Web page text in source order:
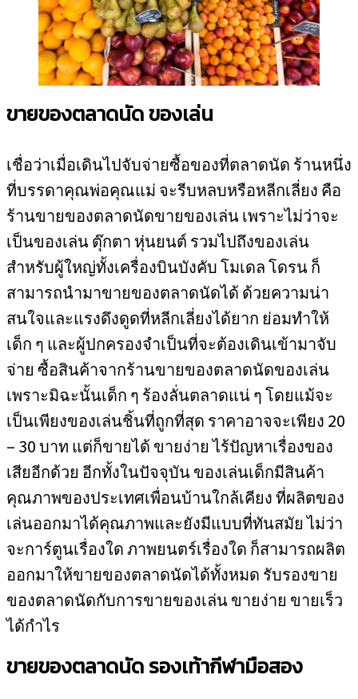
ขายของตลาดนัด ของเล่น
เชื่อว่าเมื่อเดินไปจับจ่ายซื้อของที่ตลาดนัด ร้านหนึ่ง
ที่บรรดาคุณพ่อคุณแม่ จะรีบหลบหรือหลีกเลี่ยง คือ
ร้านขายของตลาดนัดขายของเล่น เพราะไม่ว่าจะ
เป็นของเล่น ตุ๊กตา หุ่นยนต์ รวมไปถึงของเล่น
สำหรับผู้ใหญ่ทั้งเครื่องบินบังคับ โมเดล โดรน ก็
สามารถนำมาขายของตลาดนัดได้ ด้วยความน่า
สนใจและแรงดึงดูดที่หลีกเลี่ยงได้ยาก ย่อมทำให้
เด็ก ๆ และผู้ปกครองจำเป็นที่จะต้องเดินเข้ามาจับ
จ่าย ซื้อสินค้าจากร้านขายของตลาดนัดของเล่น
เพราะมิฉะนั้นเด็ก ๆ ร้องลั่นตลาดแน่ ๆ โดยแม้จะ
เป็นเพียงของเล่นชิ้นที่ถูกที่สุด ราคาอาจจะเพียง 20
– 30 บาท แต่ก็ขายได้ ขายง่าย ไร้ปัญหาเรื่องของ
เสียอีกด้วย อีกทั้งในปัจจุบัน ของเล่นเด็กมีสินค้า
คุณภาพของประเทศเพื่อนบ้านใกล้เคียง ที่ผลิตของ
เล่นออกมาได้คุณภาพและยังมีแบบที่ทันสมัย ไม่ว่า
จะการ์ตูนเรื่องใด ภาพยนตร์เรื่องใด ก็สามารถผลิต
ออกมาให้ขายของตลาดนัดได้ทั้งหมด รับรองขาย
ของตลาดนัดกับการขายของเล่น ขายง่าย ขายเร็ว
ได้กำไร
ขายของตลาดนัด รองเท้ากีฬามือสอง